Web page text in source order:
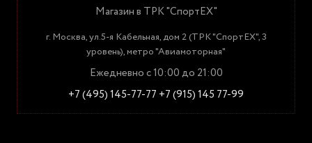
Магазин в ТРК "СпортЕХ"
г. Москва, ул.5-я Кабельная, дом 2 (ТРК "СпортЕХ", 3
уровень), метро "Авиамоторная"
Ежедневно с 10:00 до 21:00
+7 (495) 145-77-77 +7 (915) 145 77-99